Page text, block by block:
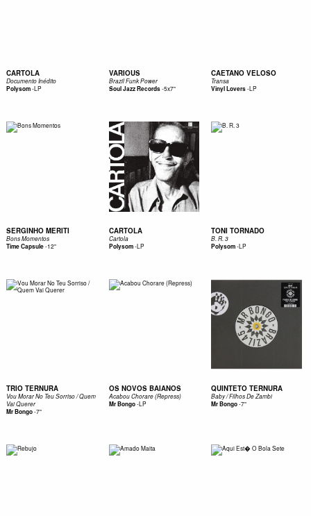
CARTOLA
Documento Inédito
Polysom-LP
VARIOUS
Brazil Funk Power
Soul Jazz Records-5x7"
CAETANO VELOSO
Transa
Vinyl Lovers-LP
SERGINHO MERITI
Bons Momentos
Time Capsule-12"
CARTOLA
Cartola
Polysom-LP
TONI TORNADO
B. R. 3
Polysom-LP
TRIO TERNURA
Vou Morar No Teu Sorriso / Quem
Vai Querer
Mr Bongo-7"
OS NOVOS BAIANOS
Acabou Chorare (Repress)
Mr Bongo-LP
QUINTETO TERNURA
Baby / Filhos De Zambi
Mr Bongo-7"